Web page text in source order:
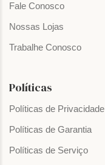
Fale Conosco
Nossas Lojas
Trabalhe Conosco
Políticas
Políticas de Privacidade
Políticas de Garantia
Políticas de Serviço